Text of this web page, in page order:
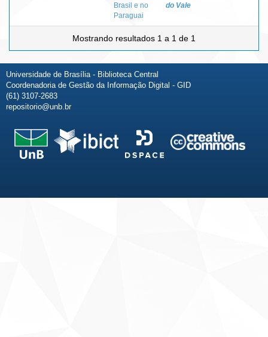
Brasil e no
Paraguai
do Vale
Mostrando resultados 1 a 1 de 1
Universidade de Brasília - Biblioteca Central
Coordenadoria de Gestão da Informação Digital - GID
(61) 3107-2683
repositorio@unb.br